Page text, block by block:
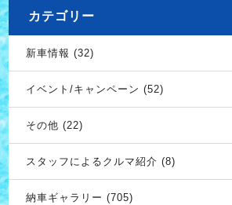
カテゴリー
新車情報 (32)
イベント/キャンペーン (52)
その他 (22)
スタッフによるクルマ紹介 (8)
納車ギャラリー (705)